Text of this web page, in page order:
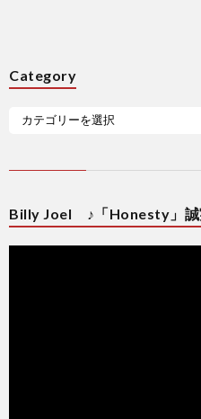
Category
Billy Joel ♪「Honesty」誠
動